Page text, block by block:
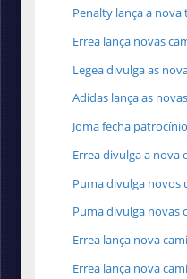
Penalty lança a nova
Errea lança novas
Legea divulga as
Adidas lança as
Joma fecha
Errea divulga a nova
Puma divulga novos
Puma divulga novas
Errea lança nova
Errea lança nova